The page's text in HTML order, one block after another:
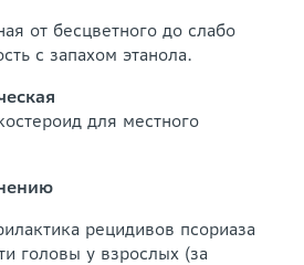
от бесцветного до слабо
с запахом этанола.
для местного
рецидивов псориаза
головы у взрослых (за